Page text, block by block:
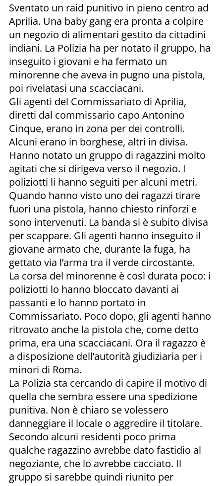
Sventato un raid punitivo in pieno centro ad
Aprilia. Una baby gang era pronta a colpire
un negozio di alimentari gestito da cittadini
indiani. La Polizia ha per notato il gruppo, ha
inseguito i giovani e ha fermato un
minorenne che aveva in pugno una pistola,
poi rivelatasi una scacciacani.
Gli agenti del Commissariato di Aprilia,
diretti dal commissario capo Antonino
Cinque, erano in zona per dei controlli.
Alcuni erano in borghese, altri in divisa.
Hanno notato un gruppo di ragazzini molto
agitati che si dirigeva verso il negozio. I
poliziotti li hanno seguiti per alcuni metri.
Quando hanno visto uno dei ragazzi tirare
fuori una pistola, hanno chiesto rinforzi e
sono intervenuti. La banda si è subito divisa
per scappare. Gli agenti hanno inseguito il
giovane armato che, durante la fuga, ha
gettato via l’arma tra il verde circostante.
La corsa del minorenne è così durata poco: i
poliziotti lo hanno bloccato davanti ai
passanti e lo hanno portato in
Commissariato. Poco dopo, gli agenti hanno
ritrovato anche la pistola che, come detto
prima, era una scacciacani. Ora il ragazzo è
a disposizione dell’autorità giudiziaria per i
minori di Roma.
La Polizia sta cercando di capire il motivo di
quella che sembra essere una spedizione
punitiva. Non è chiaro se volessero
danneggiare il locale o aggredire il titolare.
Secondo alcuni residenti poco prima
qualche ragazzino avrebbe dato fastidio al
negoziante, che lo avrebbe cacciato. Il
gruppo si sarebbe quindi riunito per